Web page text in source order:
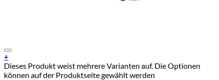
+
Dieses Produkt weist mehrere Varianten auf. Die Optionen
können auf der Produktseite gewählt werden